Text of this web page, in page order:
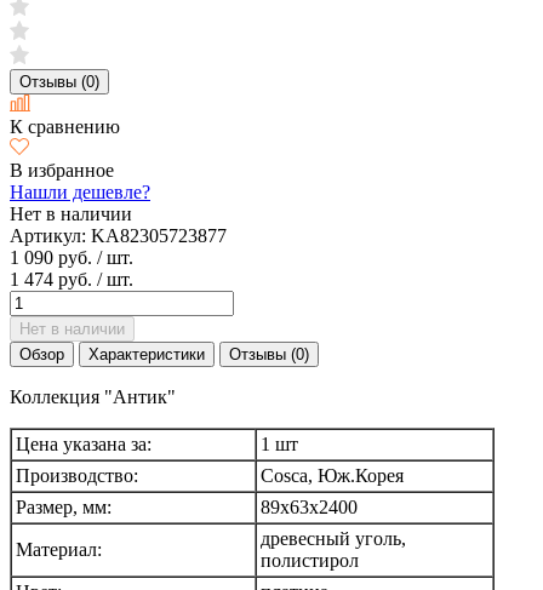
Отзывы (0)
К сравнению
В избранное
Нашли дешевле?
Нет в наличии
Артикул: KA82305723877
1 090 руб. / шт.
1 474 руб. / шт.
Нет в наличии
Обзор
Характеристики Отзывы (0)
Коллекция "Антик"
Цена указана за:
1 шт
Производство:
Cosca, Юж.Корея
Размер, мм:
89х63х2400
Материал:
древесный уголь,
полистирол